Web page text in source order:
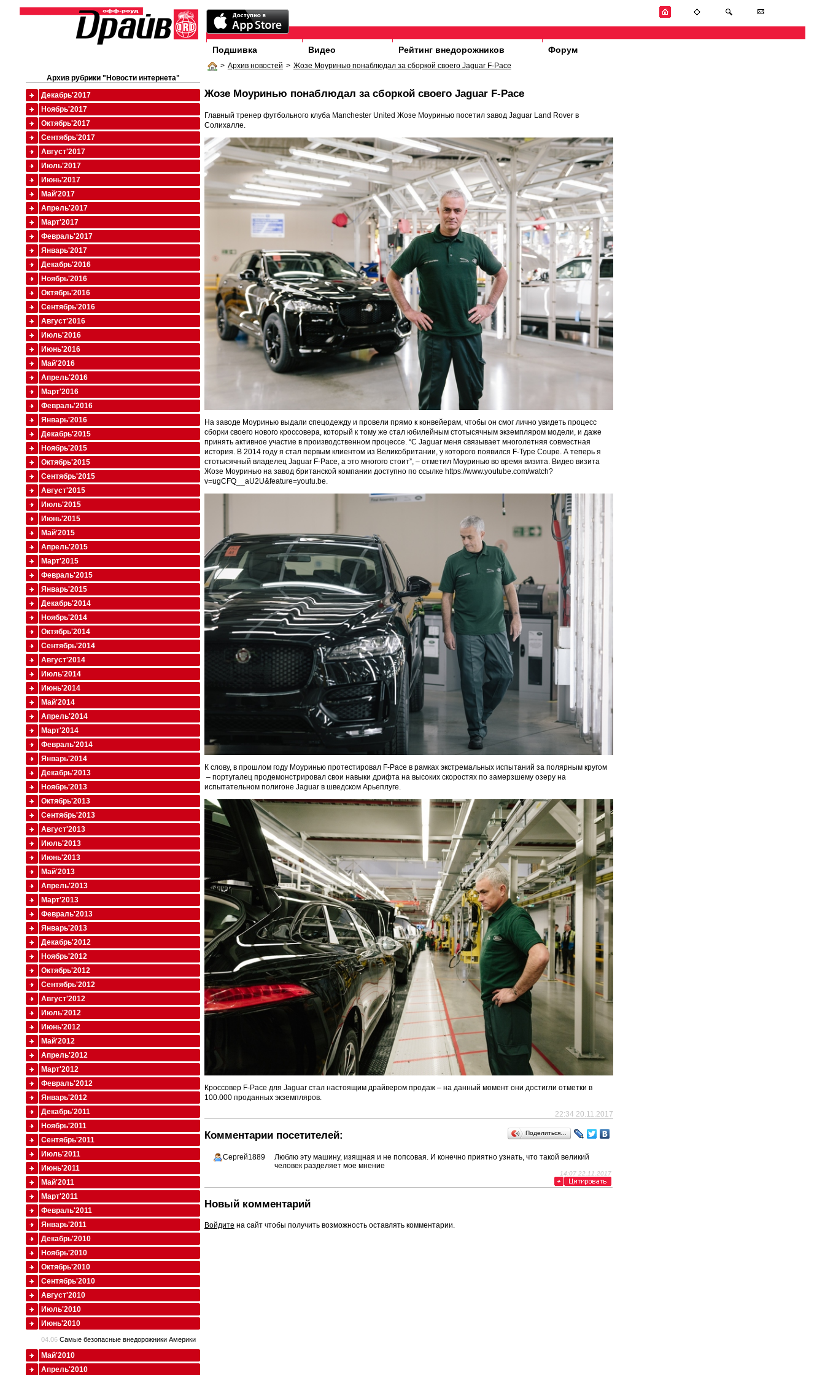
Подшивка Видео Рейтинг внедорожников Форум
> Архив новостей > Жозе Моуринью понаблюдал за сборкой своего Jaguar F-Pace
Жозе Моуринью понаблюдал за сборкой своего Jaguar F-Pace
Главный тренер футбольного клуба Manchester United Жозе Моуринью посетил завод Jaguar Land Rover в
Солихалле.
На заводе Моуринью выдали спецодежду и провели прямо к конвейерам, чтобы он смог лично увидеть процесс
сборки своего нового кроссовера, который к тому же стал юбилейным стотысячным экземпляром модели, и даже
принять активное участие в производственном процессе. “С Jaguar меня связывает многолетняя совместная
история. В 2014 году я стал первым клиентом из Великобритании, у которого появился F-Type Coupe. А теперь я
стотысячный владелец Jaguar F-Pace, а это многого стоит”, – отметил Моуринью во время визита. Видео визита
Жозе Моуринью на завод британской компании доступно по ссылке https://www.youtube.com/watch?
v=ugCFQ__aU2U&feature=youtu.be.
К слову, в прошлом году Моуринью протестировал F-Pace в рамках экстремальных испытаний за полярным кругом
– португалец продемонстрировал свои навыки дрифта на высоких скоростях по замерзшему озеру на
испытательном полигоне Jaguar в шведском Арьеплуге.
Кроссовер F-Pace для Jaguar стал настоящим драйвером продаж – на данный момент они достигли отметки в
100.000 проданных экземпляров.
22:34 20.11.2017
Поделиться…
Комментарии посетителей:
Сергей1889
Люблю эту машину, изящная и не попсовая. И конечно приятно узнать, что такой великий
человек разделяет мое мнение
14:07 22.11.2017
Новый комментарий
Войдите на сайт чтобы получить возможность оставлять комментарии.
Архив рубрики "Новости интернета"
Декабрь'2017
Ноябрь'2017
Октябрь'2017
Сентябрь'2017
Август'2017
Июль'2017
Июнь'2017
Май'2017
Апрель'2017
Март'2017
Февраль'2017
Январь'2017
Декабрь'2016
Ноябрь'2016
Октябрь'2016
Сентябрь'2016
Август'2016
Июль'2016
Июнь'2016
Май'2016
Апрель'2016
Март'2016
Февраль'2016
Январь'2016
Декабрь'2015
Ноябрь'2015
Октябрь'2015
Сентябрь'2015
Август'2015
Июль'2015
Июнь'2015
Май'2015
Апрель'2015
Март'2015
Февраль'2015
Январь'2015
Декабрь'2014
Ноябрь'2014
Октябрь'2014
Сентябрь'2014
Август'2014
Июль'2014
Июнь'2014
Май'2014
Апрель'2014
Март'2014
Февраль'2014
Январь'2014
Декабрь'2013
Ноябрь'2013
Октябрь'2013
Сентябрь'2013
Август'2013
Июль'2013
Июнь'2013
Май'2013
Апрель'2013
Март'2013
Февраль'2013
Январь'2013
Декабрь'2012
Ноябрь'2012
Октябрь'2012
Сентябрь'2012
Август'2012
Июль'2012
Июнь'2012
Май'2012
Апрель'2012
Март'2012
Февраль'2012
Январь'2012
Декабрь'2011
Ноябрь'2011
Сентябрь'2011
Июль'2011
Июнь'2011
Май'2011
Март'2011
Февраль'2011
Январь'2011
Декабрь'2010
Ноябрь'2010
Октябрь'2010
Сентябрь'2010
Август'2010
Июль'2010
Июнь'2010
04.06 Cамые безопасные внедорожники Америки
Май'2010
Апрель'2010